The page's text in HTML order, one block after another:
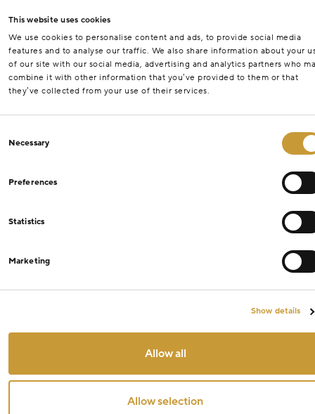
This website uses cookies
We use cookies to personalise content and ads, to provide social media
features and to analyse our traffic. We also share information about your
of our site with our social media, advertising and analytics partners who
combine it with other information that you’ve provided to them or that
they’ve collected from your use of their services.
Selection
Necessary
Preferences
Statistics
Marketing
Show details
Allow all
Allow selection